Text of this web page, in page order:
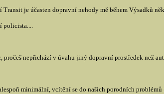
je účasten dopravní nehody mě během Výsadků
policista....
nepřichází v úvahu jiný dopravní prostředek než
minimální, vcítění se do našich porodních problémů